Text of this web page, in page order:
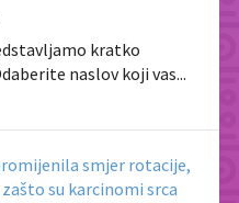
kratko
naslov koji vas...